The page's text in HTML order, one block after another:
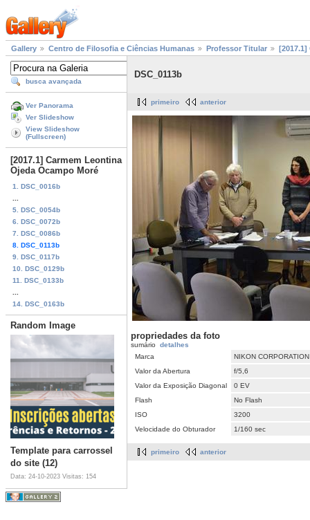
Gallery Centro de Filosofia e Ciências Humanas Professor Titular [2017.1]
busca avançada
Ver Panorama
Ver Slideshow
View Slideshow
(Fullscreen)
[2017.1] Carmem Leontina
Ojeda Ocampo Moré
1. DSC_0016b
5. DSC_0054b
6. DSC_0072b
7. DSC_0086b
8. DSC_0113b
9. DSC_0117b
10. DSC_0129b
11. DSC_0133b
14. DSC_0163b
Random Image
Template para carrossel
do site (12)
Data: 24-10-2023 Visitas: 154
DSC_0113b
primeiro anterior
propriedades da foto
sumário detalhes
Marca
NIKON CORPORATION
Valor da Abertura
f/5,6
Valor da Exposição Diagonal
0 EV
Flash
No Flash
ISO
3200
Velocidade do Obturador
1/160 sec
primeiro anterior